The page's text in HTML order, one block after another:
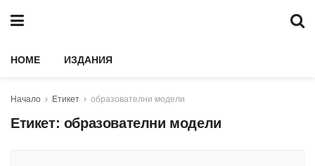
HOME ИЗДАНИЯ
Начало Етикет образователни модели
Етикет: образователни модели